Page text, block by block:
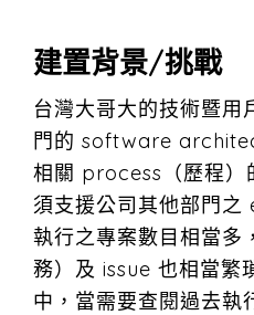
建置背景/挑戰
台灣大哥大的技術暨用
門的 software
相關 process（歷程）
須支援公司其他部門之
執行之專案數目相當
務）及 issue 也相當繁
中，當需要查閱過去執